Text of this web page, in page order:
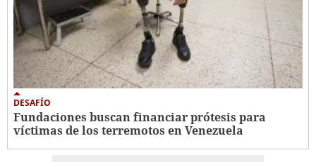
DESAFÍO
Fundaciones buscan financiar prótesis para
víctimas de los terremotos en Venezuela